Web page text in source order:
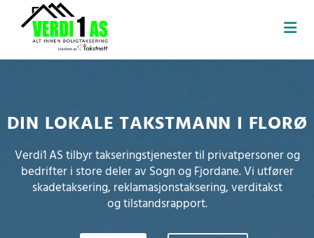
DIN LOKALE TAKSTMANN I FLORØ
Verdi1 AS tilbyr takseringstjenester til privatpersoner og
bedrifter i store deler av Sogn og Fjordane. Vi utfører
skadetaksering, reklamasjonstaksering, verditakst
og tilstandsrapport.